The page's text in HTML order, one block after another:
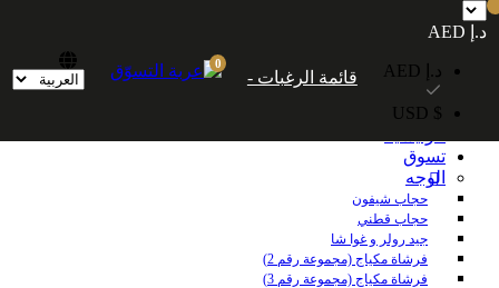
درهمًا إماراتيًا. شحن مجاني عالميًا للطلبات التي تزيد قيمتها عن 600 درهم إماراتي.
تسوق
الوجه
حجاب شيفون
حجاب قطني
جيد رولر و غوا شا
فرشاة مكياج (مجموعة رقم 2)
فرشاة مكياج (مجموعة رقم 3)
د.إ AED
د.إ AED
$ USD
قائمة الرغبات -
0